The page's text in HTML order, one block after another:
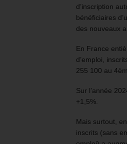
d’inscription
bénéficiaires
des nouveaux
En France
d’emploi,
255 100 au
Sur l’année
+1,5%.
Mais surtout,
inscrits (sans